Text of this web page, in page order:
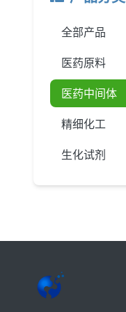
全部产品
医药原料
医药中间体
精细化工
生化试剂